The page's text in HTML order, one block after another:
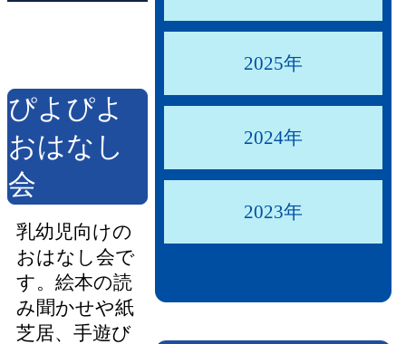
ぴよぴよ
おはなし
会
乳幼児向けの
おはなし会で
す。絵本の読
み聞かせや紙
芝居、手遊び
2025年
2024年
2023年